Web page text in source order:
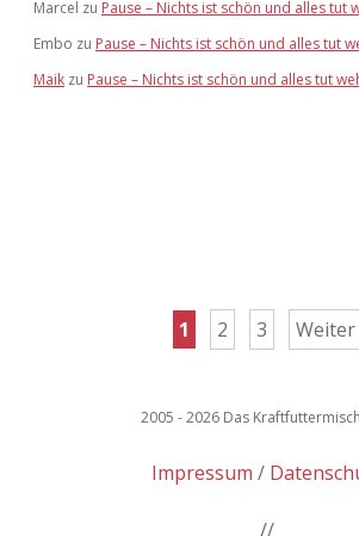
Marcel zu Pause – Nichts ist schön und alles tut
Embo zu Pause – Nichts ist schön und alles tut
Maik zu Pause – Nichts ist schön und alles tut
Beiträge
1 2 3 Weiter
2005 - 2026 Das
Impressum
//